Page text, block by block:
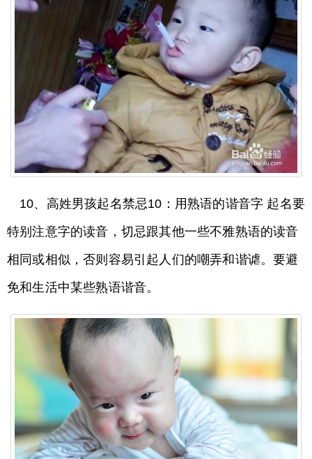
10、高姓男孩起名禁忌10：用熟语的谐音字 起名要
特别注意字的读音，切忌跟其他一些不雅熟语的读音
相同或相似，否则容易引起人们的嘲弄和谐谑。要避
免和生活中某些熟语谐音。